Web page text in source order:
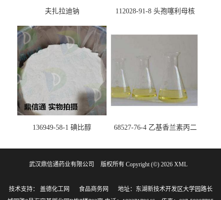
夫扎拉迪钠
112028-91-8 头孢噻利母核
136949-58-1 碘比醇
68527-76-4 乙基香兰素丙二
剂 -香精香料 -鼎信通李杰
武汉鼎信通药业有限公司 版权所有 Copyright (©) 2026 XML
技术支持： 盖德化工网 食品商务网
地址：东湖新技术开发区大学园路长